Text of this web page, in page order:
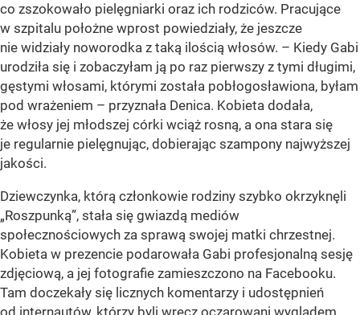
co zszokowało pielęgniarki oraz ich rodziców. Pracujące
w szpitalu położne wprost powiedziały, że jeszcze
nie widziały noworodka z taką ilością włosów. – Kiedy Gabi
urodziła się i zobaczyłam ją po raz pierwszy z tymi długimi,
gęstymi włosami, którymi została pobłogosławiona, byłam
pod wrażeniem – przyznała Denica. Kobieta dodała,
że włosy jej młodszej córki wciąż rosną, a ona stara się
je regularnie pielęgnując, dobierając szampony najwyższej
jakości.
Dziewczynka, którą członkowie rodziny szybko okrzyknęli
„Roszpunką”, stała się gwiazdą mediów
społecznościowych za sprawą swojej matki chrzestnej.
Kobieta w prezencie podarowała Gabi profesjonalną sesję
zdjęciową, a jej fotografie zamieszczono na Facebooku.
Tam doczekały się licznych komentarzy i udostępnień